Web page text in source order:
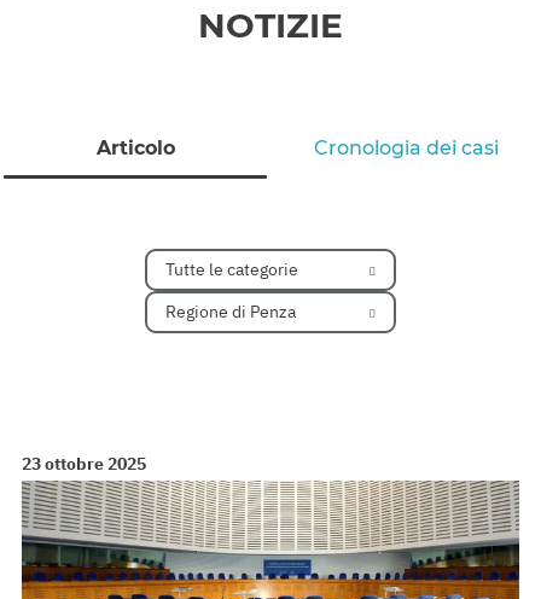
NOTIZIE
Articolo Cronologia dei casi
Tutte le categorie
Regione di Penza
23 ottobre 2025